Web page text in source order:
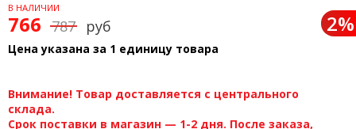
В НАЛИЧИИ
766 787 руб 2%
Цена указана за 1 единицу товара
Внимание! Товар доставляется с центрального
склада.
Срок поставки в магазин — 1-2 дня. После заказа,